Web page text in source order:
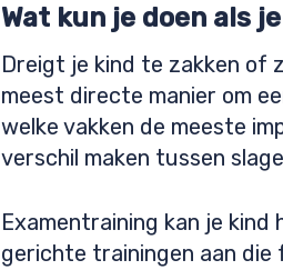
Wat kun je doen als
Dreigt je kind te zakken of
meest directe manier om
welke vakken de meeste
verschil maken tussen
Examentraining kan je kind
gerichte trainingen aan die